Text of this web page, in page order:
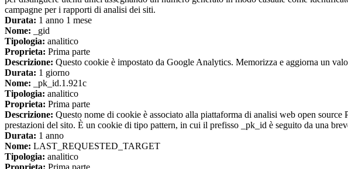
campagne per i rapporti di analisi dei siti.
Durata: 1 anno 1 mese
Nome: _gid
Tipologia: analitico
Proprieta: Prima parte
Descrizione: Questo cookie è impostato da Google Analytics. Memorizza e aggiorna un
Durata: 1 giorno
Nome: _pk_id.1.921c
Tipologia: analitico
Proprieta: Prima parte
Descrizione: Questo nome di cookie è associato alla piattaforma di analisi web open
prestazioni del sito. È un cookie di tipo pattern, in cui il prefisso _pk_id è seguito da una
Durata: 1 anno
Nome: LAST_REQUESTED_TARGET
Tipologia: analitico